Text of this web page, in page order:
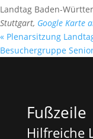
Landtag Baden-
Stuttgart, Google Karte
« Plenarsitzung
Besuchergruppe
Fußzeile
Hilfreiche